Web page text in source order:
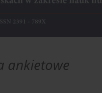
ankietowe